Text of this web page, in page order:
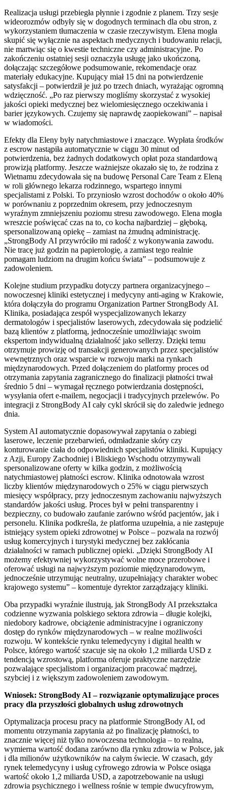
Realizacja usługi przebiegła płynnie i zgodnie z planem. Trzy sesje
wideorozmów odbyły się w dogodnych terminach dla obu stron, z
wykorzystaniem tłumaczenia w czasie rzeczywistym. Elena mogła
skupić się wyłącznie na aspektach medycznych i budowaniu relacji,
nie martwiąc się o kwestie techniczne czy administracyjne. Po
zakończeniu ostatniej sesji oznaczyła usługę jako ukończoną,
dołączając szczegółowe podsumowanie, rekomendacje oraz
materiały edukacyjne. Kupujący miał 15 dni na potwierdzenie
satysfakcji – potwierdził je już po trzech dniach, wyrażając ogromną
wdzięczność. „Po raz pierwszy mogliśmy skorzystać z wysokiej
jakości opieki medycznej bez wielomiesięcznego oczekiwania i
barier językowych. Czujemy się naprawdę zaopiekowani” – napisał
w wiadomości.
Efekty dla Eleny były natychmiastowe i znaczące. Wypłata środków
z escrow nastąpiła automatycznie w ciągu 30 minut od
potwierdzenia, bez żadnych dodatkowych opłat poza standardową
prowizją platformy. Jeszcze ważniejsze okazało się to, że rodzina z
Wietnamu zdecydowała się na budowę Personal Care Team z Eleną
w roli głównego lekarza rodzinnego, wspartego innymi
specjalistami z Polski. To przyniosło wzrost dochodów o około 40%
w porównaniu z poprzednim okresem, przy jednoczesnym
wyraźnym zmniejszeniu poziomu stresu zawodowego. Elena mogła
wreszcie poświęcać czas na to, co kocha najbardziej – głęboką,
spersonalizowaną opiekę – zamiast na żmudną administrację.
„StrongBody AI przywróciło mi radość z wykonywania zawodu.
Nie tracę już godzin na papierologię, a zamiast tego realnie
pomagam ludziom na drugim końcu świata” – podsumowuje z
zadowoleniem.
Kolejne studium przypadku dotyczy partnera organizacyjnego –
nowoczesnej kliniki estetycznej i medycyny anti-aging w Krakowie,
która dołączyła do programu Organization Partner StrongBody AI.
Klinika, posiadająca zespół wyspecjalizowanych lekarzy
dermatologów i specjalistów laserowych, zdecydowała się podzielić
bazą klientów z platformą, jednocześnie umożliwiając swoim
ekspertom indywidualną działalność jako sellerzy. Dzięki temu
otrzymuje prowizję od transakcji generowanych przez specjalistów
wewnętrznych oraz wsparcie w rozwoju marki na rynkach
międzynarodowych. Przed dołączeniem do platformy proces od
otrzymania zapytania zagranicznego do finalizacji płatności trwał
średnio 5 dni – wymagał ręcznego potwierdzania dostępności,
wysyłania ofert e-mailem, negocjacji i tradycyjnych przelewów. Po
integracji z StrongBody AI cały cykl skrócił się do zaledwie jednego
dnia.
System AI automatycznie dopasowywał zapytania o zabiegi
laserowe, leczenie przebarwień, odmładzanie skóry czy
konturowanie ciała do odpowiednich specjalistów kliniki. Kupujący
z Azji, Europy Zachodniej i Bliskiego Wschodu otrzymywali
spersonalizowane oferty w kilka godzin, z możliwością
natychmiastowej płatności escrow. Klinika odnotowała wzrost
liczby klientów międzynarodowych o 25% w ciągu pierwszych
miesięcy współpracy, przy jednoczesnym zachowaniu najwyższych
standardów jakości usług. Proces był w pełni transparentny i
bezpieczny, co budowało zaufanie zarówno wśród pacjentów, jak i
personelu. Klinika podkreśla, że platforma uzupełnia, a nie zastępuje
istniejący system opieki zdrowotnej w Polsce – pozwala na rozwój
usług komercyjnych i turystyki medycznej bez zakłócania
działalności w ramach publicznej opieki. „Dzięki StrongBody AI
możemy efektywniej wykorzystywać wolne moce przerobowe i
oferować usługi na najwyższym poziomie międzynarodowym,
jednocześnie utrzymując neutralny, uzupełniający charakter wobec
krajowego systemu” – komentuje dyrektor zarządzający kliniki.
Oba przypadki wyraźnie ilustrują, jak StrongBody AI przekształca
codzienne wyzwania polskiego sektora zdrowia – długie kolejki,
niedobory kadrowe, obciążenie administracyjne i ograniczony
dostęp do rynków międzynarodowych – w realne możliwości
rozwoju. W kontekście rynku telemedycyny i digital health w
Polsce, którego wartość szacuje się na około 1,2 miliarda USD z
tendencją wzrostową, platforma oferuje praktyczne narzędzie
pozwalające specjalistom i organizacjom pracować mądrzej,
szybciej i z większym zadowoleniem zawodowym.
Wniosek: StrongBody AI – rozwiązanie optymalizujące proces
pracy dla przyszłości globalnych usług zdrowotnych
Optymalizacja procesu pracy na platformie StrongBody AI, od
momentu otrzymania zapytania aż po finalizację płatności, to
znacznie więcej niż tylko nowoczesna technologia – to realna,
wymierna wartość dodana zarówno dla rynku zdrowia w Polsce, jak
i dla milionów użytkowników na całym świecie. W czasach, gdy
rynek telemedycyny i usług cyfrowego zdrowia w Polsce osiąga
wartość około 1,2 miliarda USD, a zapotrzebowanie na usługi
zdrowia psychicznego i wellness rośnie w tempie dwucyfrowym,